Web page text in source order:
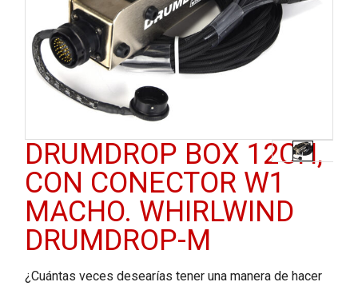
DRUMDROP BOX 12CH,
CON CONECTOR W1
MACHO. WHIRLWIND
DRUMDROP-M
¿Cuántas veces desearías tener una manera de hacer